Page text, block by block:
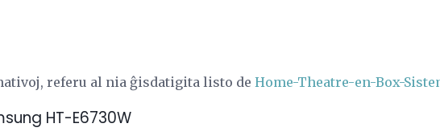
referu al nia ĝisdatigita listo de Home-Theatre-en-Box-
HT-E6730W